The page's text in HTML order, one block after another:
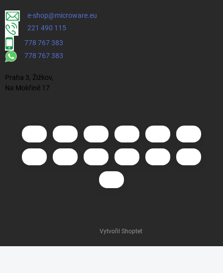
e-shop@microware.eu
221 490 115
778 767 383
778 767 383
Praha 3, Žižkov,
Na Mokřině 17
Vytvořil Shoptet